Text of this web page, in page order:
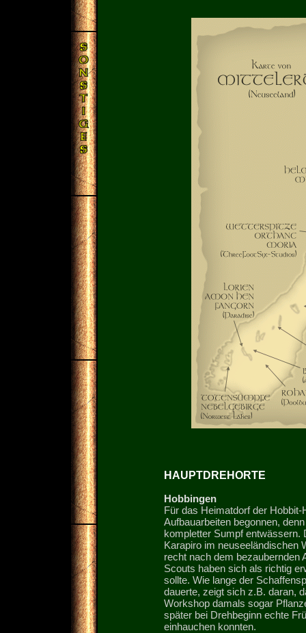
HAUPTDREHORTE
Hobbingen
Für das Heimatdorf der
Aufbauarbeiten begonnen,
kompletter Sumpf entwässern.
Karapiro im neuseeländischen
recht nach dem bezaubernden
Scouts haben sich als richtig
sollte. Wie lange der
dauerte, zeigt sich z.B. daran,
Workshop damals sogar
später bei Drehbeginn echte
einhauchen konnten.